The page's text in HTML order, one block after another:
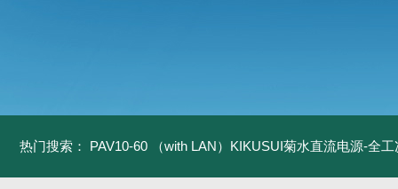
热门搜索： PAV10-60 （with LAN）KIKUSUI菊水直流电源-全